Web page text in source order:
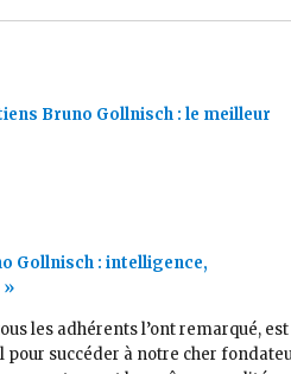
Bruno Gollnisch : le meilleur
Gollnisch : intelligence,
»
les adhérents l’ont remarqué,
pour succéder à notre cher